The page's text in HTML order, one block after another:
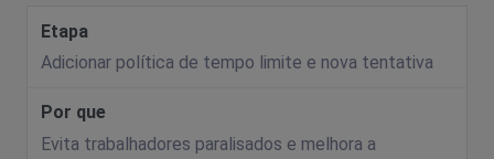
Adicionar política de tempo limite e nova tentativa
Evita trabalhadores paralisados ​​e melhora a